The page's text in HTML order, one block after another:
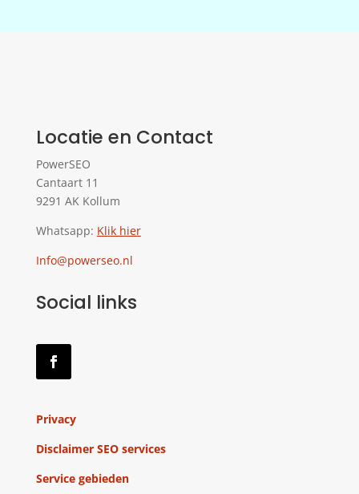
Locatie en Contact
PowerSEO
Cantaart 11
9291 AK Kollum
Whatsapp: Klik hier
Info@powerseo.nl
Social links
Privacy
Disclaimer SEO services
Service gebieden